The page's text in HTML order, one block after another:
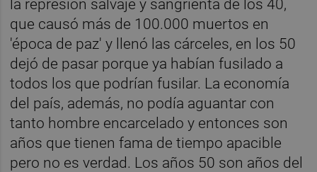
la represión salvaje y sangrienta de los 40,
que causó más de 100.000 muertos en
'época de paz' y llenó las cárceles, en los 50
dejó de pasar porque ya habían fusilado a
todos los que podrían fusilar. La economía
del país, además, no podía aguantar con
tanto hombre encarcelado y entonces son
años que tienen fama de tiempo apacible
pero no es verdad. Los años 50 son años del